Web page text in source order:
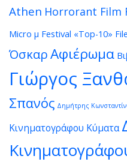
Athen Horrorant Film
Micro μ Festival «Top-10»
ΌσκαρΑφιέρωμα
Γιώργος
Σπανός Δημήτρης
Κινηματογράφου Κύματα